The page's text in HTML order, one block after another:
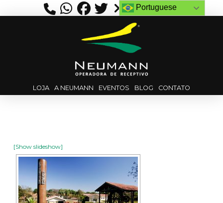
LOJA A NEUMANN EVENTOS BLOG CONTATO
[Show slideshow]
Portuguese